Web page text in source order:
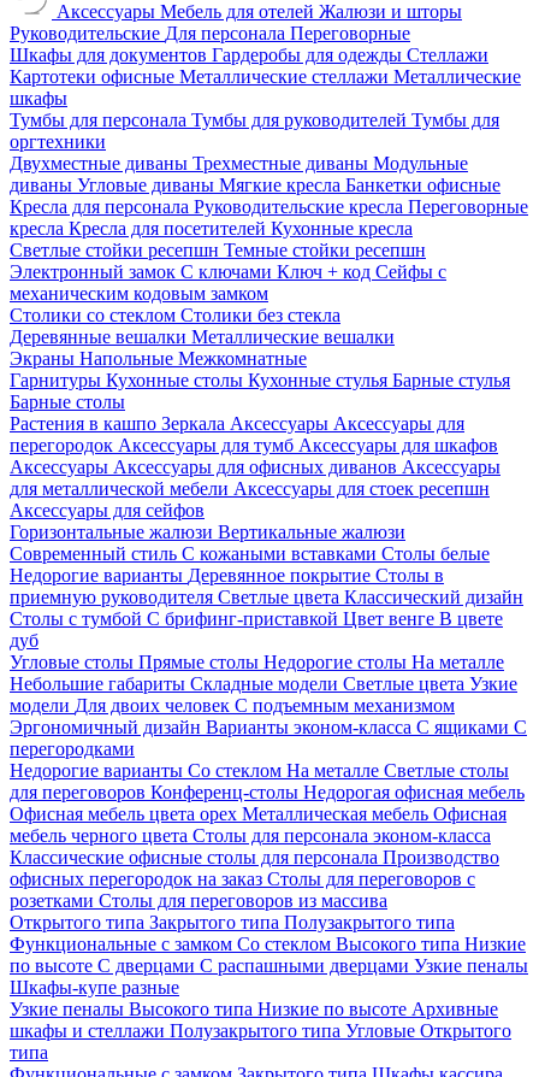
Аксессуары Мебель для отелей Жалюзи и шторы
Руководительские Для персонала Переговорные
Шкафы для документов Гардеробы для одежды Стеллажи
Картотеки офисные Металлические стеллажи Металлические
шкафы
Тумбы для персонала Тумбы для руководителей Тумбы для
оргтехники
Двухместные диваны Трехместные диваны Модульные
диваны Угловые диваны Мягкие кресла Банкетки офисные
Кресла для персонала Руководительские кресла Переговорные
кресла Кресла для посетителей Кухонные кресла
Светлые стойки ресепшн Темные стойки ресепшн
Электронный замок С ключами Ключ + код Сейфы с
механическим кодовым замком
Столики со стеклом Столики без стекла
Деревянные вешалки Металлические вешалки
Экраны Напольные Межкомнатные
Гарнитуры Кухонные столы Кухонные стулья Барные стулья
Барные столы
Растения в кашпо Зеркала Аксессуары Аксессуары для
перегородок Аксессуары для тумб Аксессуары для шкафов
Аксессуары Аксессуары для офисных диванов Аксессуары
для металлической мебели Аксессуары для стоек ресепшн
Аксессуары для сейфов
Горизонтальные жалюзи Вертикальные жалюзи
Современный стиль С кожаными вставками Столы белые
Недорогие варианты Деревянное покрытие Столы в
приемную руководителя Светлые цвета Классический дизайн
Столы с тумбой С брифинг-приставкой Цвет венге В цвете
дуб
Угловые столы Прямые столы Недорогие столы На металле
Небольшие габариты Складные модели Светлые цвета Узкие
модели Для двоих человек С подъемным механизмом
Эргономичный дизайн Варианты эконом-класса С ящиками С
перегородками
Недорогие варианты Со стеклом На металле Светлые столы
для переговоров Конференц-столы Недорогая офисная мебель
Офисная мебель цвета орех Металлическая мебель Офисная
мебель черного цвета Столы для персонала эконом-класса
Классические офисные столы для персонала Производство
офисных перегородок на заказ Столы для переговоров с
розетками Столы для переговоров из массива
Открытого типа Закрытого типа Полузакрытого типа
Функциональные с замком Со стеклом Высокого типа Низкие
по высоте С дверцами С распашными дверцами Узкие пеналы
Шкафы-купе разные
Узкие пеналы Высокого типа Низкие по высоте Архивные
шкафы и стеллажи Полузакрытого типа Угловые Открытого
типа